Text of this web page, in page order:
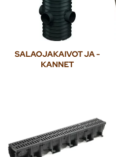
SALAOJAKAIVOT JA -
KANNET